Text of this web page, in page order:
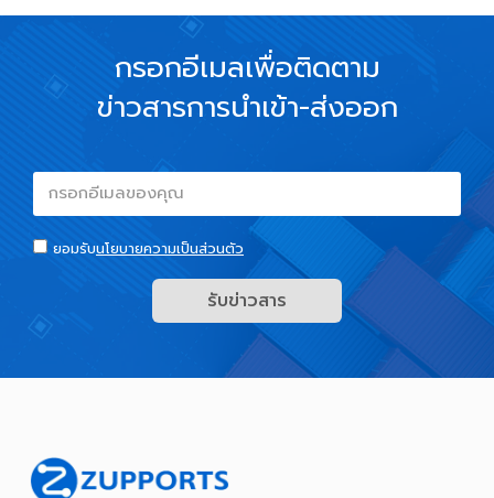
กรอกอีเมลเพื่อติดตาม
ข่าวสารการนำเข้า-ส่งออก
ยอมรับนโยบายความเป็นส่วนตัว
รับข่าวสาร